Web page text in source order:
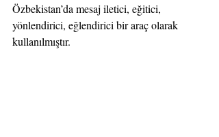
Özbekistan’da mesaj iletici, eğitici,
yönlendirici, eğlendirici bir araç olarak
kullanılmıştır.